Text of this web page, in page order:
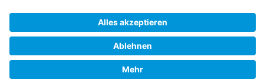
Sprache
ALLE INFOS ZUM VEREIN